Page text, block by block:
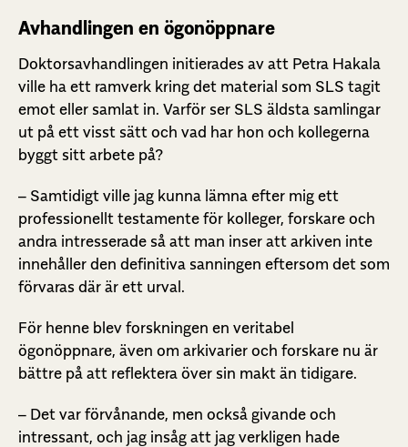
Avhandlingen en ögonöppnare
Doktorsavhandlingen initierades av att Petra Hakala
ville ha ett ramverk kring det material som SLS tagit
emot eller samlat in. Varför ser SLS äldsta samlingar
ut på ett visst sätt och vad har hon och kollegerna
byggt sitt arbete på?
– Samtidigt ville jag kunna lämna efter mig ett
professionellt testamente för kolleger, forskare och
andra intresserade så att man inser att arkiven inte
innehåller den definitiva sanningen eftersom det som
förvaras där är ett urval.
För henne blev forskningen en veritabel
ögonöppnare, även om arkivarier och forskare nu är
bättre på att reflektera över sin makt än tidigare.
– Det var förvånande, men också givande och
intressant, och jag insåg att jag verkligen hade